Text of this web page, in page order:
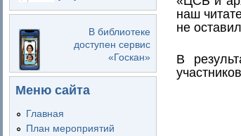
В библиотеке
доступен сервис
«Госкан»
Меню сайта
Главная
План мероприятий
наш
не
В